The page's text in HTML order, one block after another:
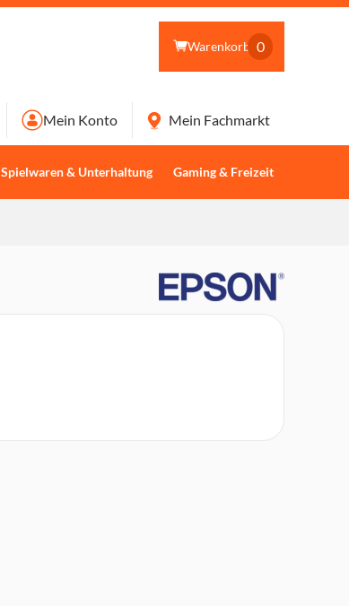
Warenkorb 0
Spielwaren & Unterhaltung Gaming & Freizeit
Mein Konto Mein Fachmarkt